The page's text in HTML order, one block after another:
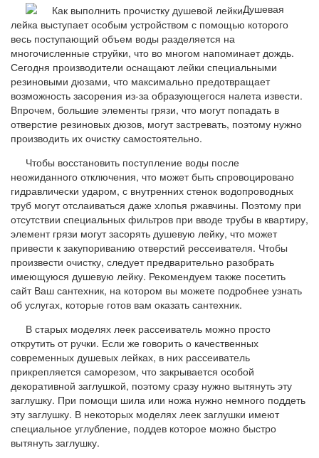
Душевая
лейка выступает особым устройством с помощью которого
весь поступающий объем воды разделяется на
многочисленные струйки, что во многом напоминает дождь.
Сегодня производители оснащают лейки специальными
резиновыми дюзами, что максимально предотвращает
возможность засорения из-за образующегося налета извести.
Впрочем, большие элементы грязи, что могут попадать в
отверстие резиновых дюзов, могут застревать, поэтому нужно
производить их очистку самостоятельно.
Чтобы восстановить поступление воды после
неожиданного отключения, что может быть спровоцировано
гидравлически ударом, с внутренних стенок водопроводных
труб могут отслаиваться даже хлопья ржавчины. Поэтому при
отсутствии специальных фильтров при вводе трубы в квартиру,
элемент грязи могут засорять душевую лейку, что может
привести к закупориванию отверстий рессеивателя. Чтобы
произвести очистку, следует предварительно разобрать
имеющуюся душевую лейку. Рекомендуем также посетить
сайт Ваш сантехник, на котором вы можете подробнее узнать
об услугах, которые готов вам оказать сантехник.
В старых моделях леек рассеиватель можно просто
открутить от ручки. Если же говорить о качественных
современных душевых лейках, в них рассеиватель
прикрепляется саморезом, что закрывается особой
декоративной заглушкой, поэтому сразу нужно вытянуть эту
заглушку. При помощи шила или ножа нужно немного поддеть
эту заглушку. В некоторых моделях леек заглушки имеют
специальное углубление, поддев которое можно быстро
вытянуть заглушку.